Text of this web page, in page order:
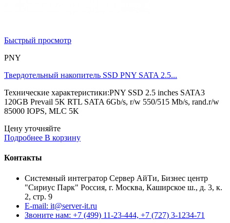
Быстрый просмотр
PNY
Твердотельный накопитель SSD PNY SATA 2.5...
Технические характеристики:PNY SSD 2.5 inches SATA3
120GB Prevail 5K RTL SATA 6Gb/s, r/w 550/515 Mb/s, rand.r/w
85000 IOPS, MLC 5K
Цену уточняйте
Подробнее В корзину
Контакты
Системный интегратор Сервер АйТи, Бизнес центр
"Сириус Парк" Россия, г. Москва, Каширское ш., д. 3, к.
2, стр. 9
E-mail: it@server-it.ru
Звоните нам: +7 (499) 11-23-444, +7 (727) 3-1234-71